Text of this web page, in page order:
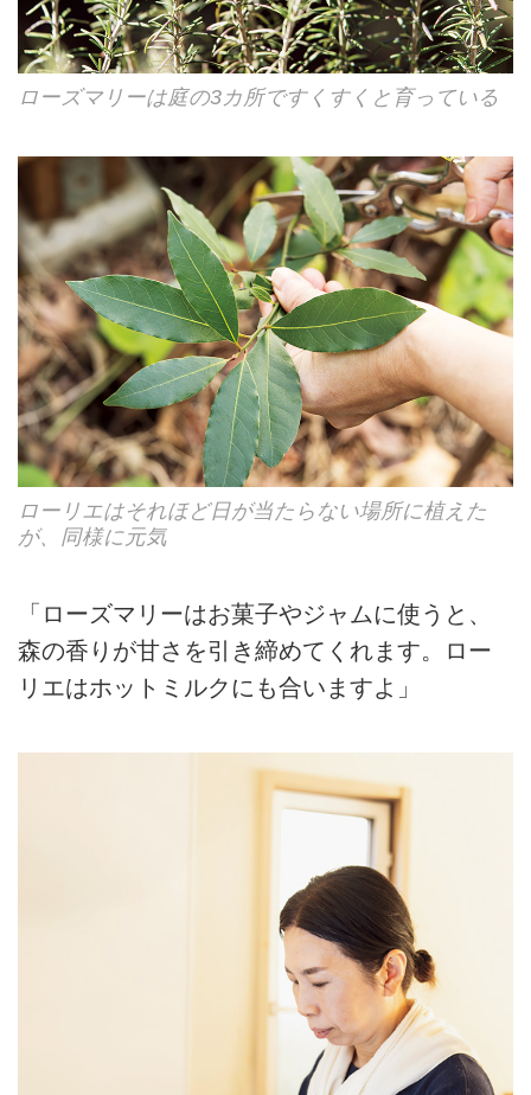
ローズマリーは庭の3カ所ですくすくと育っている
ローリエはそれほど日が当たらない場所に植えた
が、同様に元気
「ローズマリーはお菓子やジャムに使うと、
森の香りが甘さを引き締めてくれます。ロー
リエはホットミルクにも合いますよ」